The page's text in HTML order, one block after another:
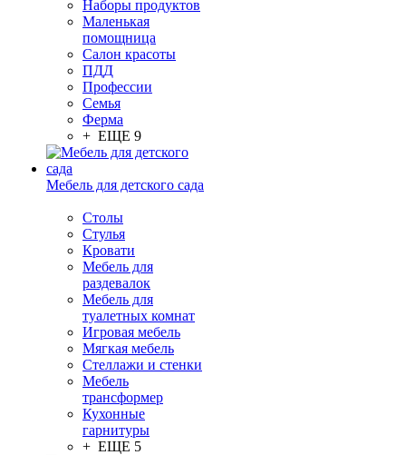
Наборы продуктов
Маленькая
помощница
Салон красоты
ПДД
Профессии
Семья
Ферма
+ ЕЩЕ 9
Мебель для детского сада
Столы
Cтулья
Кровати
Мебель для
раздевалок
Мебель для
туалетных комнат
Игровая мебель
Мягкая мебель
Стеллажи и стенки
Мебель
трансформер
Кухонные
гарнитуры
+ ЕЩЕ 5